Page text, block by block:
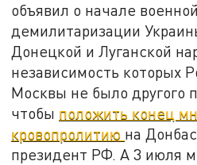
объявил о начале
демилитаризации
Донецкой и Луганской
независимость которых
Москвы не было другого
чтобы положить конец
кровопролитию на
президент РФ. А 3 июля